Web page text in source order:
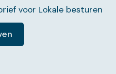
voor Lokale besturen